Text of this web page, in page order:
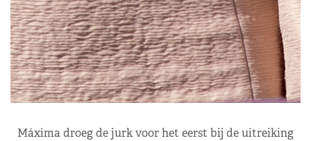
Máxima droeg de jurk voor het eerst bij de uitreiking